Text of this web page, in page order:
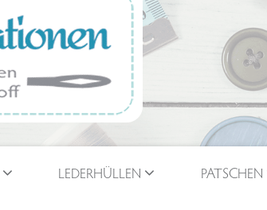
LEDERHÜLLEN PATSCHEN